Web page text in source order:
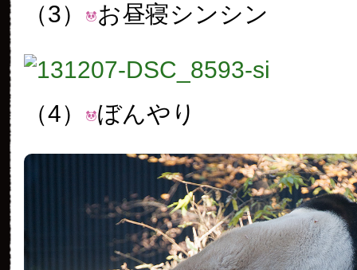
（3） お昼寝シンシン
（4） ぼんやり